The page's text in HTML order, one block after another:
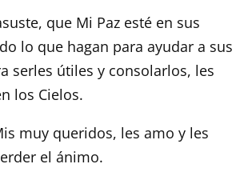
que Mi Paz esté en sus
lo que hagan para ayudar a sus
serles útiles y consolarlos, les
los Cielos.
muy queridos, les amo y les
el ánimo.